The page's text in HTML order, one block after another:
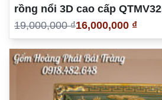
rồng nổi 3D cao cấp
19,000,000 ₫16,000,000 ₫